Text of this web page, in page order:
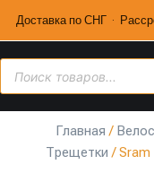
Доставка по СНГ ·
Главная /
Трещетки / Sram